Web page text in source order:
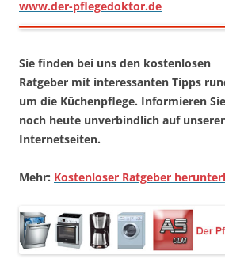
www.der-pflegedoktor.de
Sie finden bei uns den kostenlosen
Ratgeber mit interessanten Tipps
um die Küchenpflege. Informieren
noch heute unverbindlich auf
Internetseiten.
Mehr: Kostenloser Ratgeber